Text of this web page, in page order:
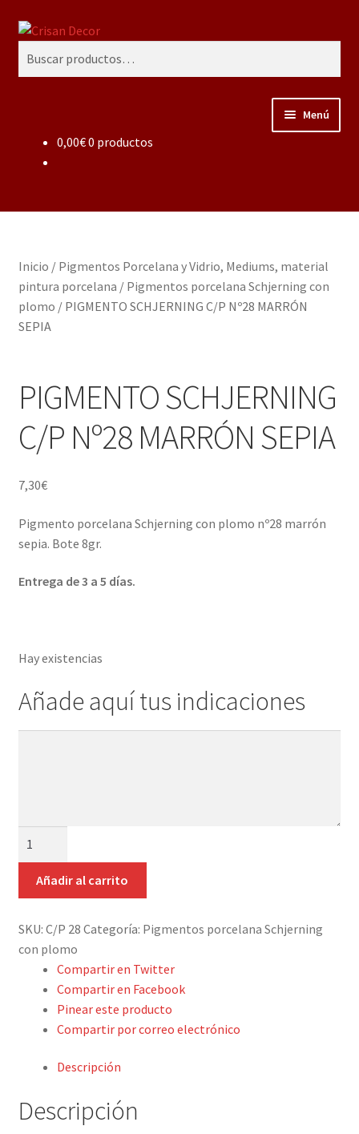
Ir
Ir
contenido
Buscar
Menú
Regalos infantiles, vajillas y canastillas bebé
Regalo personalizado, estuches copas grabadas, regalo
Accesorios de baños rústicos y modernos
Porcelana blanca
Pigmentos Porcelana y Vidrio, Mediums, material pintura
porcelana
Regalo personal chico-chica
0,00€0 productos
Inicio / Pigmentos Porcelana y Vidrio, Mediums, material
pintura porcelana / Pigmentos porcelana Schjerning con
plomo / PIGMENTO SCHJERNING C/P Nº28 MARRÓN
SEPIA
PIGMENTO SCHJERNING
C/P Nº28 MARRÓN SEPIA
7,30€
Pigmento porcelana Schjerning con plomo nº28 marrón
sepia. Bote 8gr.
Entrega de 3 a 5 días.
Hay existencias
Añade aquí tus indicaciones
Nº28
SEPIA
cantidad
Añadir al carrito
SKU: C/P 28 Categoría: Pigmentos porcelana Schjerning
con plomo
Compartir en Twitter
Compartir en Facebook
Pinear este producto
Compartir por correo electrónico
Descripción
Descripción